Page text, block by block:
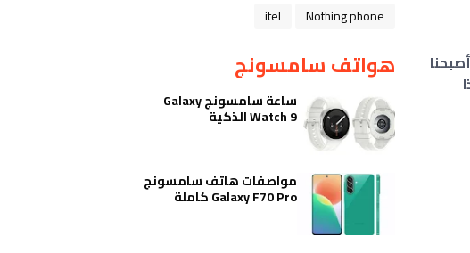
Nothing phone
itel
هواتف سامسونج
ساعة سامسونج Galaxy
Watch 9 الذكية
مواصفات هاتف سامسونج
Galaxy F70 Pro كاملة